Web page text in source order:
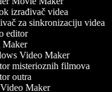
izrađivač videa
za sinkronizaciju videa
editor
Video Maker
misterioznih filmova
outra
Maker